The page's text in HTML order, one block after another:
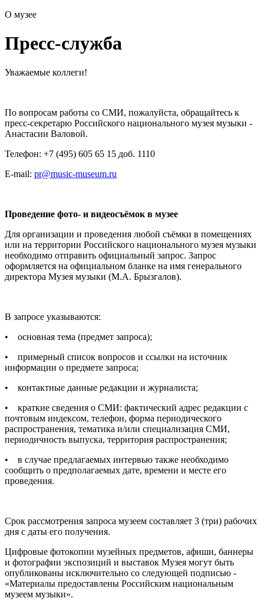
О музее
Пресс-служба
Уважаемые коллеги!
По вопросам работы со СМИ, пожалуйста, обращайтесь к
пресс-секретарю Российского национального музея музыки -
Анастасии Валовой.
Телефон: +7 (495) 605 65 15 доб. 1110
E-mail: pr@music-museum.ru
Проведение фото- и видеосъёмок в музее
Для организации и проведения любой съёмки в помещениях
или на территории Российского национального музея музыки
необходимо отправить официальный запрос. Запрос
оформляется на официальном бланке на имя генерального
директора Музея музыки (М.А. Брызгалов).
В запросе указываются:
• основная тема (предмет запроса);
• примерный список вопросов и ссылки на источник
информации о предмете запроса;
• контактные данные редакции и журналиста;
• краткие сведения о СМИ: фактический адрес редакции с
почтовым индексом, телефон, форма периодического
распространения, тематика и/или специализация СМИ,
периодичность выпуска, территория распространения;
• в случае предлагаемых интервью также необходимо
сообщить о предполагаемых дате, времени и месте его
проведения.
Срок рассмотрения запроса музеем составляет 3 (три) рабочих
дня с даты его получения.
Цифровые фотокопии музейных предметов, афиши, баннеры
и фотографии экспозиций и выставок Музея могут быть
опубликованы исключительно со следующей подписью -
«Материалы предоставлены Российским национальным
музеем музыки».